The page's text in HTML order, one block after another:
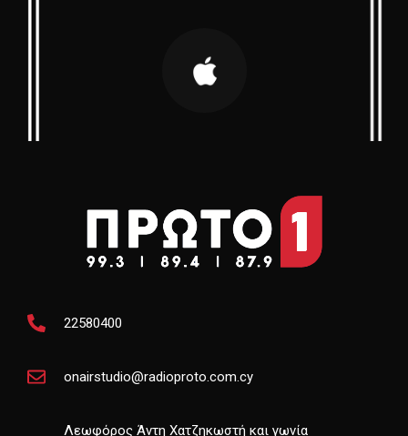
22580400
onairstudio@radioproto.com.cy
Λεωφόρος Άντη Χατζηκωστή και γωνία